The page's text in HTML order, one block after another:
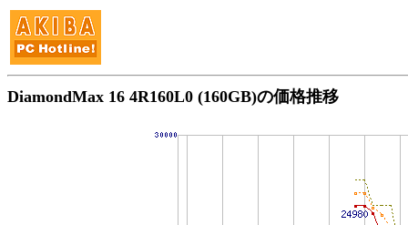
DiamondMax 16 4R160L0 (160GB)の価格推移